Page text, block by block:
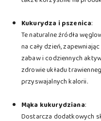
Kukurydza i pszenica:
Te naturalne źródła
na cały dzień,
zabaw i codziennych
zdrowie układu
przyswajalnych kalorii.
Mąka kukurydziana:
Dostarcza dodatkowych